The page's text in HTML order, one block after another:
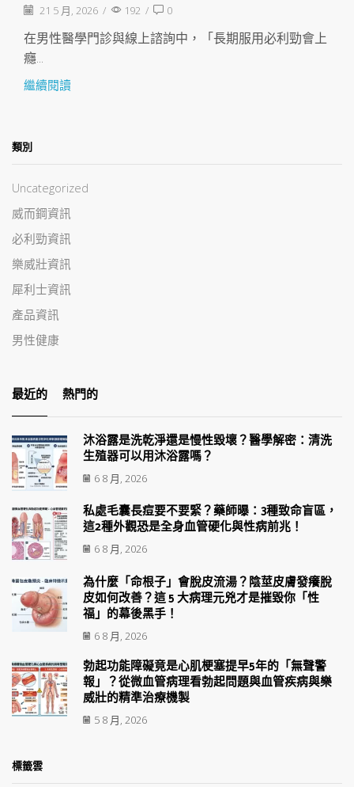
21 5 月, 2026 / 192 / 0
在男性醫學門診與線上諮詢中，「長期服用必利勁會上
癮...
繼續閱讀
類別
Uncategorized
威而鋼資訊
必利勁資訊
樂威壯資訊
犀利士資訊
產品資訊
男性健康
最近的 熱門的
沐浴露是洗乾淨還是慢性毀壞？醫學解密：清洗
生殖器可以用沐浴露嗎？
6 8 月, 2026
私處毛囊長痘要不要緊？藥師曝：3種致命盲區，
這2種外觀恐是全身血管硬化與性病前兆！
6 8 月, 2026
為什麼「命根子」會脫皮流湯？陰莖皮膚發癢脫
皮如何改善？這 5 大病理元兇才是摧毀你「性
福」的幕後黑手！
6 8 月, 2026
勃起功能障礙竟是心肌梗塞提早5年的「無聲警
報」？從微血管病理看勃起問題與血管疾病與樂
威壯的精準治療機製
5 8 月, 2026
標籤雲